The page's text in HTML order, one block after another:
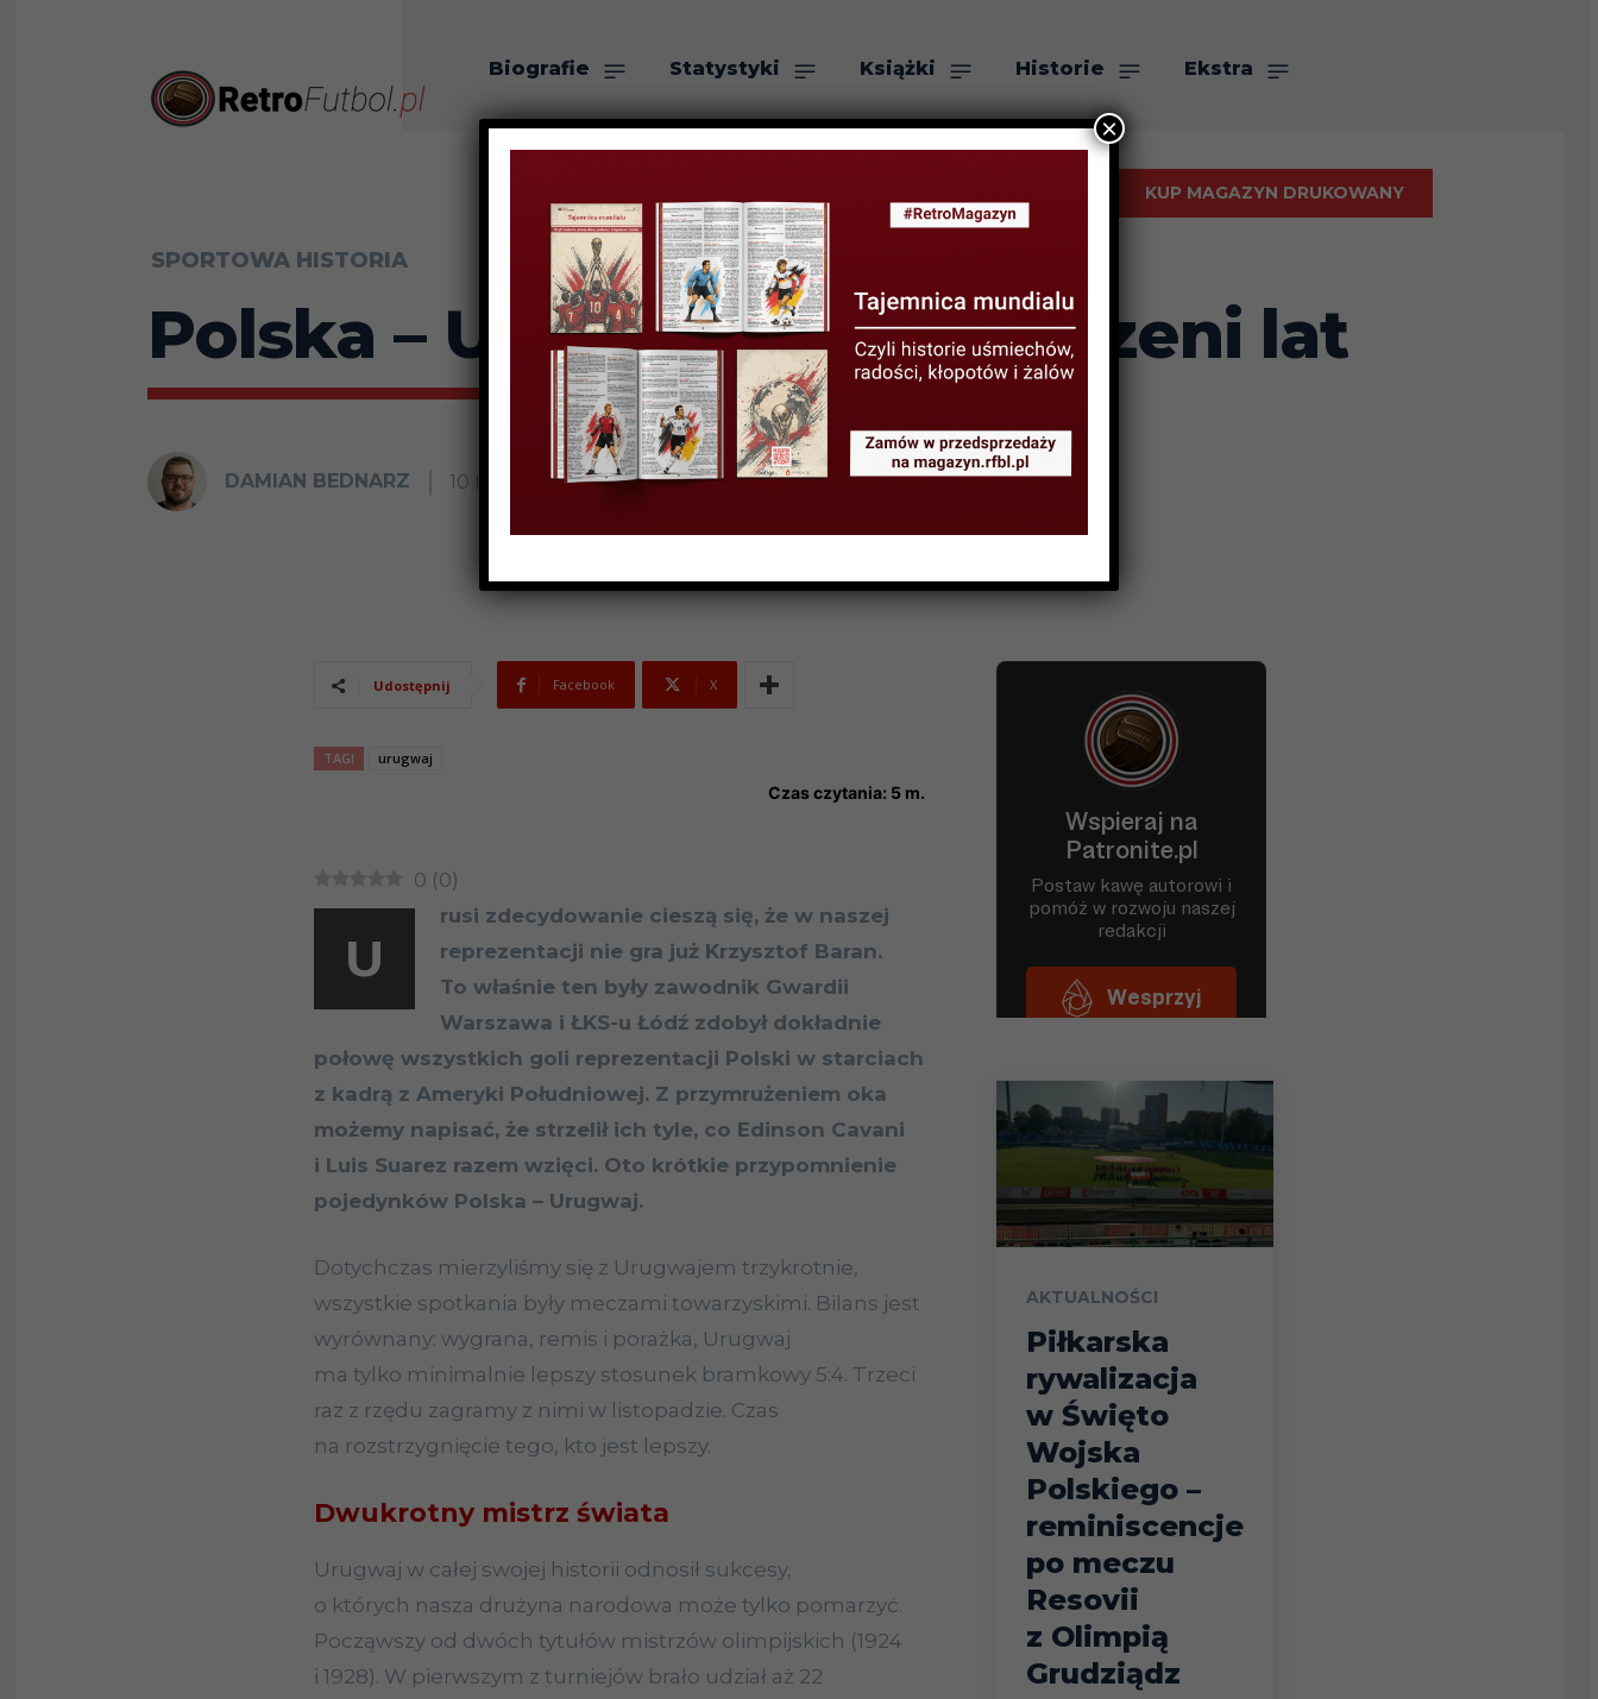
Biografie Statystyki Książki Historie Ekstra
O nas
KUP MAGAZYN DRUKOWANY
SPORTOWA HISTORIA
Polska – Urugwaj na przestrzeni lat
DAMIAN BEDNARZ 10 LISTOPADA 2017
Udostępnij Facebook X
TAGI urugwaj
Czas czytania: 5 m.
0 (0)
U
rusi zdecydowanie cieszą się, że w naszej
reprezentacji nie gra już Krzysztof Baran.
To właśnie ten były zawodnik Gwardii
Warszawa i ŁKS-u Łódź zdobył dokładnie
połowę wszystkich goli reprezentacji Polski w starciach
z kadrą z Ameryki Południowej. Z przymrużeniem oka
możemy napisać, że strzelił ich tyle, co Edinson Cavani
i Luis Suarez razem wzięci. Oto krótkie przypomnienie
pojedynków Polska – Urugwaj.
Dotychczas mierzyliśmy się z Urugwajem trzykrotnie,
wszystkie spotkania były meczami towarzyskimi. Bilans jest
wyrównany: wygrana, remis i porażka, Urugwaj
ma tylko minimalnie lepszy stosunek bramkowy 5:4. Trzeci
raz z rzędu zagramy z nimi w listopadzie. Czas
na rozstrzygnięcie tego, kto jest lepszy.
Dwukrotny mistrz świata
Urugwaj w całej swojej historii odnosił sukcesy,
o których nasza drużyna narodowa może tylko pomarzyć.
Począwszy od dwóch tytułów mistrzów olimpijskich (1924
i 1928). W pierwszym z turniejów brało udział aż 22
AKTUALNOŚCI
Piłkarska
rywalizacja
w Święto
Wojska
Polskiego –
reminiscencje
po meczu
Resovii
z Olimpią
Grudziądz
×